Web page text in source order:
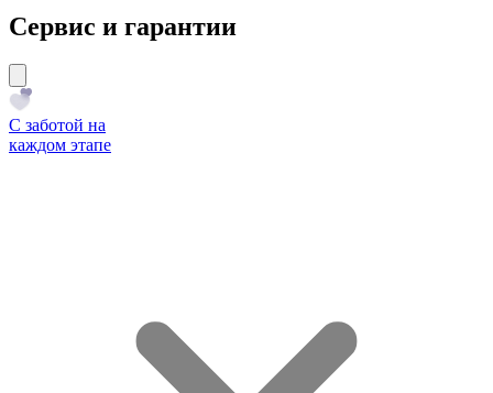
Сервис и гарантии
С заботой на
каждом этапе